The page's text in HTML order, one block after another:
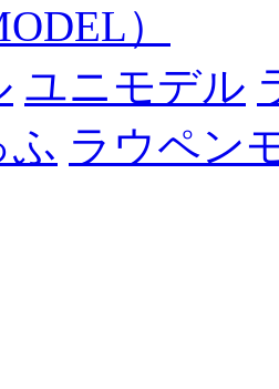
）
ユニモデル
ふ ラウペン